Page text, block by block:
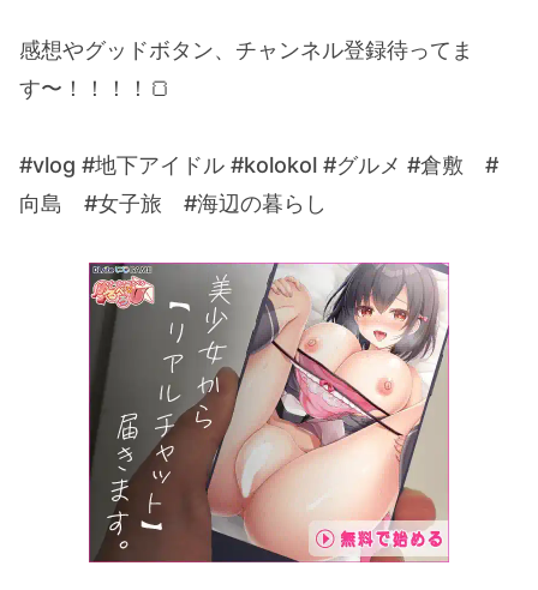
感想やグッドボタン、チャンネル登録待ってま
す〜！！！！🍞
#vlog #地下アイドル #kolokol #グルメ #倉敷 #
向島 #女子旅 #海辺の暮らし